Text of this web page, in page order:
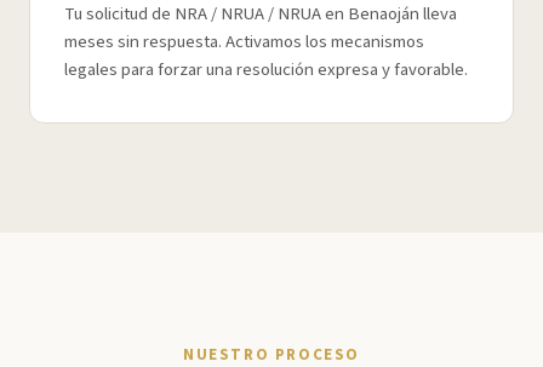
Tu solicitud de NRA / NRUA / NRUA en Benaoján lleva
meses sin respuesta. Activamos los mecanismos
legales para forzar una resolución expresa y favorable.
NUESTRO PROCESO